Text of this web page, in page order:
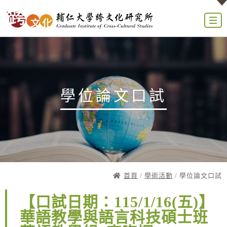
學位論文口試
首頁 / 學術活動 / 學位論文口試
【口試日期：115/1/16(五)】
華語教學與語言科技碩士班